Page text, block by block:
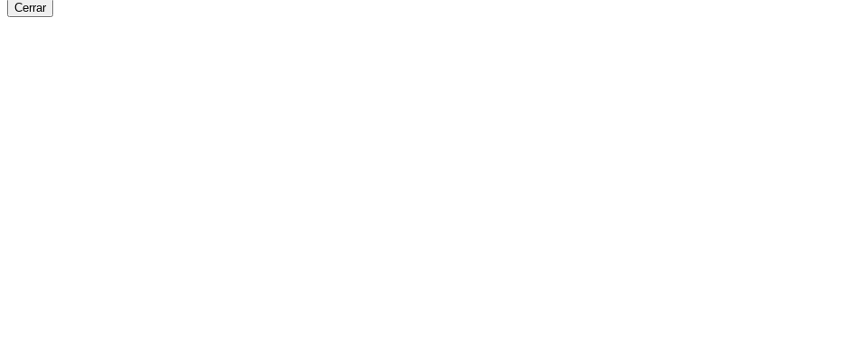
Cerrar